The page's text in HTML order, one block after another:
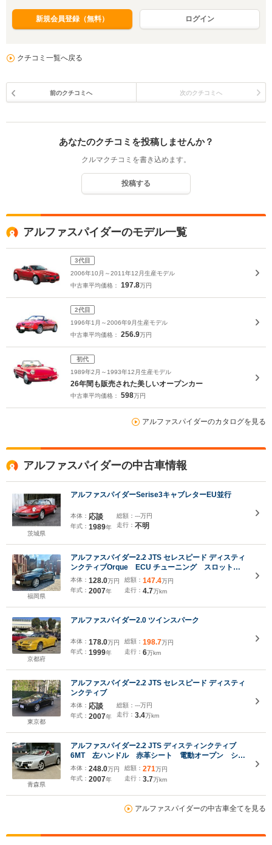
新規会員登録（無料） ログイン
クチコミ一覧へ戻る
前のクチコミへ 次のクチコミへ
あなたのクチコミを投稿しませんか？
クルマクチコミを書き込めます。
投稿する
アルファスパイダーのモデル一覧
3代目
2006年10月～2011年12月生産モデル
中古車平均価格： 197.8万円
2代目
1996年1月～2006年9月生産モデル
中古車平均価格： 256.9万円
初代
1989年2月～1993年12月生産モデル
26年間も販売された美しいオープンカー
中古車平均価格： 598万円
アルファスパイダーのカタログを見る
アルファスパイダーの中古車情報
茨城県
アルファスパイダーSerise3キャブレターEU並行
本体： 応談
年式： 1989年
総額： ---万円
走行： 不明
福岡県
アルファスパイダー2.2 JTS セレスピード ディスティ
ンクティブOrque ECU チューニング スロットル
コントローラ 強化ブレーキパッド タワーブレスバ
ー
本体： 128.0万円
年式： 2007年
総額： 147.4万円
走行： 4.7万km
京都府
アルファスパイダー2.0 ツインスパーク
本体： 178.0万円
年式： 1999年
総額： 198.7万円
走行： 6万km
東京都
アルファスパイダー2.2 JTS セレスピード ディスティ
ンクティブ
本体： 応談
年式： 2007年
総額： ---万円
走行： 3.4万km
青森県
アルファスパイダー2.2 JTS ディスティンクティブ
6MT 左ハンドル 赤革シート 電動オープン シー
トヒーター パワーシート
本体： 248.0万円
年式： 2007年
総額： 271万円
走行： 3.7万km
アルファスパイダーの中古車全てを見る